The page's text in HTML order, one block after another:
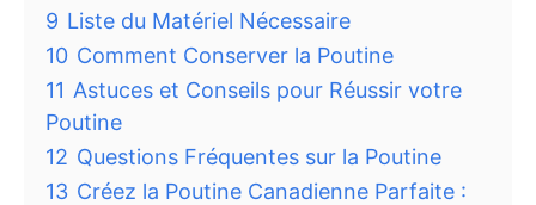
9 Liste du Matériel Nécessaire
10 Comment Conserver la Poutine
11 Astuces et Conseils pour Réussir votre
Poutine
12 Questions Fréquentes sur la Poutine
13 Créez la Poutine Canadienne Parfaite :